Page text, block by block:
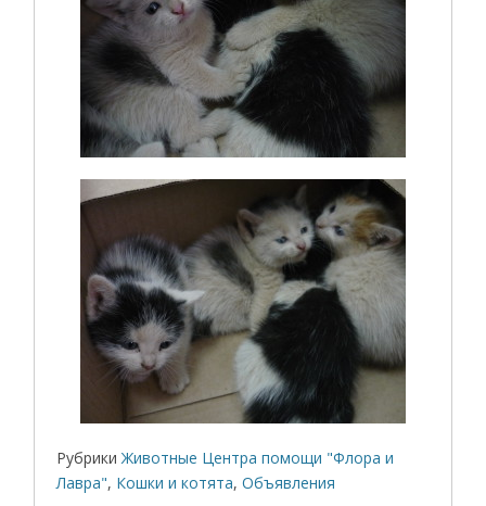
Рубрики Животные Центра помощи "Флора и
Лавра", Кошки и котята,Объявления